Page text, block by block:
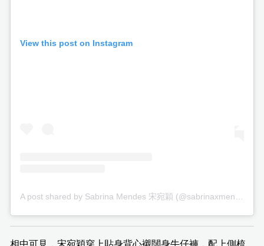
View this post on Instagram
相中可見，宋宛穎穿上貼身背心襯闊身牛仔褲，配上側梳